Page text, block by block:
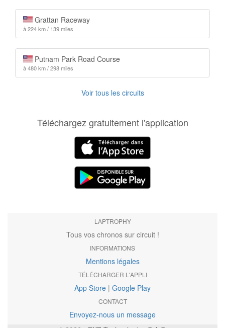
Grattan Raceway
à 224 km / 139 miles
Putnam Park Road Course
à 480 km / 298 miles
Voir tous les circuits
Téléchargez gratuitement l'application
LAPTROPHY
Tous vos chronos sur circuit !
INFORMATIONS
Mentions légales
TÉLÉCHARGER L'APPLI
App Store | Google Play
CONTACT
Envoyez-nous un message